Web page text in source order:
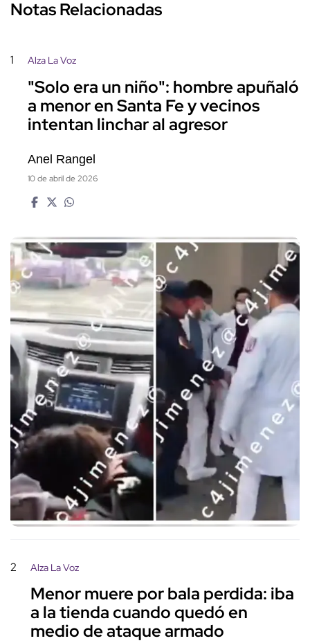
Notas Relacionadas
1 Alza La Voz
"Solo era un niño": hombre apuñaló
a menor en Santa Fe y vecinos
intentan linchar al agresor
Anel Rangel
10 de abril de 2026
2 Alza La Voz
Menor muere por bala perdida: iba
a la tienda cuando quedó en
medio de ataque armado